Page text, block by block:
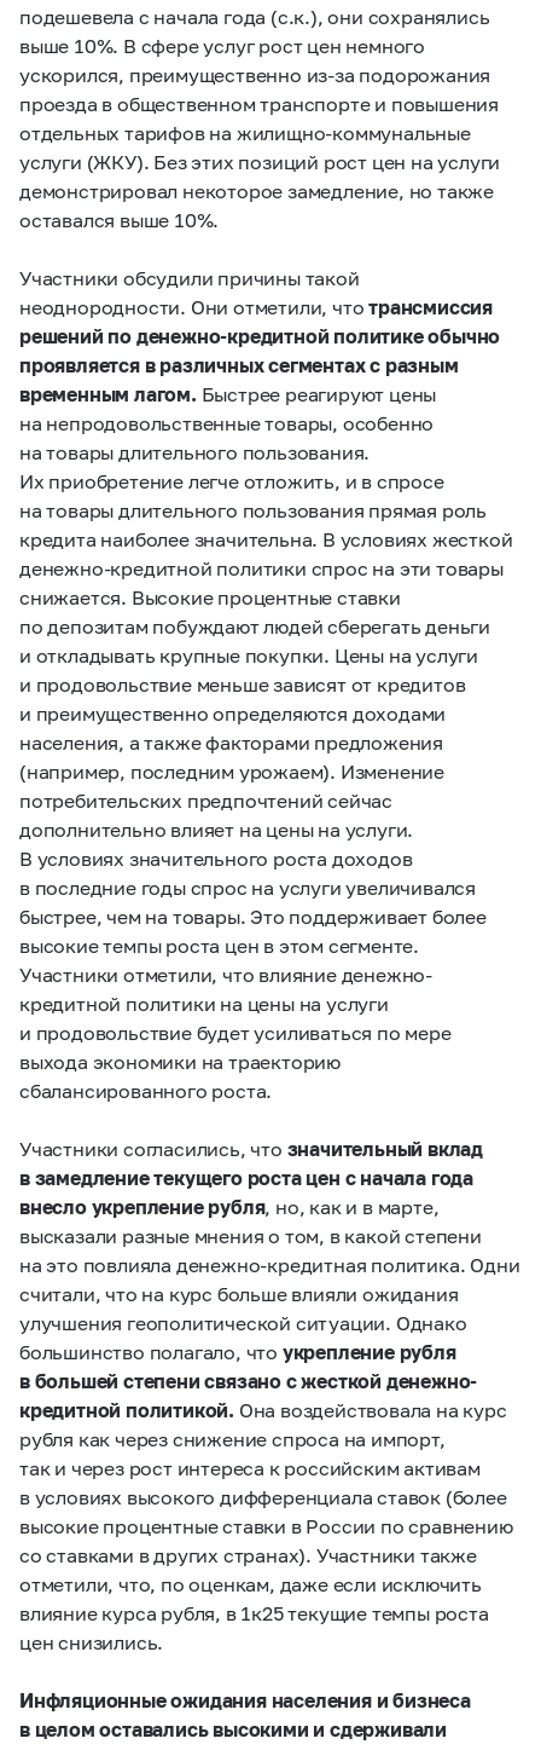
подешевела с начала года (с.к.), они сохранялись
выше 10%. В сфере услуг рост цен немного
ускорился, преимущественно из‑за подорожания
проезда в общественном транспорте и повышения
отдельных тарифов на жилищно-коммунальные
услуги (ЖКУ). Без этих позиций рост цен на услуги
демонстрировал некоторое замедление, но также
оставался выше 10%.
Участники обсудили причины такой
неоднородности. Они отметили, чтотрансмиссия
решений по денежно-кредитной политике обычно
проявляется в различных сегментах с разным
временным лагом. Быстрее реагируют цены
на непродовольственные товары, особенно
на товары длительного пользования.
Их приобретение легче отложить, и в спросе
на товары длительного пользования прямая роль
кредита наиболее значительна. В условиях жесткой
денежно-кредитной политики спрос на эти товары
снижается. Высокие процентные ставки
по депозитам побуждают людей сберегать деньги
и откладывать крупные покупки. Цены на услуги
и продовольствие меньше зависят от кредитов
и преимущественно определяются доходами
населения, а также факторами предложения
(например, последним урожаем). Изменение
потребительских предпочтений сейчас
дополнительно влияет на цены на услуги.
В условиях значительного роста доходов
в последние годы спрос на услуги увеличивался
быстрее, чем на товары. Это поддерживает более
высокие темпы роста цен в этом сегменте.
Участники отметили, что влияние денежно-
кредитной политики на цены на услуги
и продовольствие будет усиливаться по мере
выхода экономики на траекторию
сбалансированного роста.
Участники согласились, что значительный вклад
в замедление текущего роста цен с начала года
внесло укрепление рубля, но, как и в марте,
высказали разные мнения о том, в какой степени
на это повлияла денежно-кредитная политика. Одни
считали, что на курс больше влияли ожидания
улучшения геополитической ситуации. Однако
большинство полагало, что укрепление рубля
в большей степени связано с жесткой денежно-
кредитной политикой. Она воздействовала на курс
рубля как через снижение спроса на импорт,
так и через рост интереса к российским активам
в условиях высокого дифференциала ставок (более
высокие процентные ставки в России по сравнению
со ставками в других странах). Участники также
отметили, что, по оценкам, даже если исключить
влияние курса рубля, в 1к25 текущие темпы роста
цен снизились.
Инфляционные ожидания населения и бизнеса
в целом оставались высокими и сдерживали